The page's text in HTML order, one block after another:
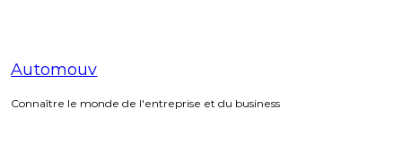
Automouv
Connaître le monde de l'entreprise et du business